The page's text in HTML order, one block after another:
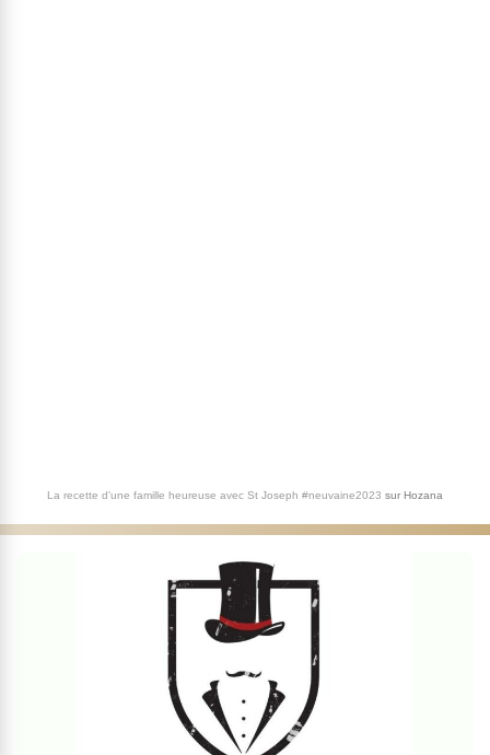
La recette d'une famille heureuse avec St Joseph #neuvaine2023 sur Hozana